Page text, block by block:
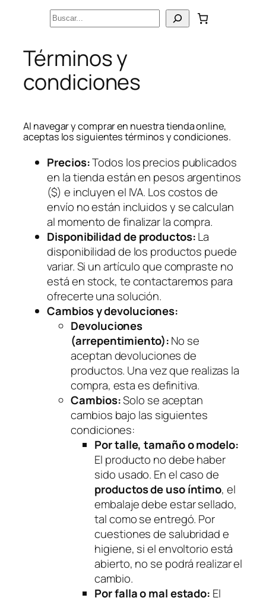
Buscar
Términos y
condiciones
Al navegar y comprar en nuestra tienda online,
aceptas los siguientes términos y condiciones.
Precios:Todos los precios publicados
en la tienda están en pesos argentinos
($) e incluyen el IVA. Los costos de
envío no están incluidos y se calculan
al momento de finalizar la compra.
Disponibilidad de productos:La
disponibilidad de los productos puede
variar. Si un artículo que compraste no
está en stock, te contactaremos para
ofrecerte una solución.
Cambios y devoluciones:
Devoluciones
(arrepentimiento):No se
aceptan devoluciones de
productos. Una vez que realizas la
compra, esta es definitiva.
Cambios:Solo se aceptan
cambios bajo las siguientes
condiciones:
Por talle, tamaño o modelo:
El producto no debe haber
sido usado. En el caso de
productos de uso íntimo, el
embalaje debe estar sellado,
tal como se entregó. Por
cuestiones de salubridad e
higiene, si el envoltorio está
abierto, no se podrá realizar el
cambio.
Por falla o mal estado: El